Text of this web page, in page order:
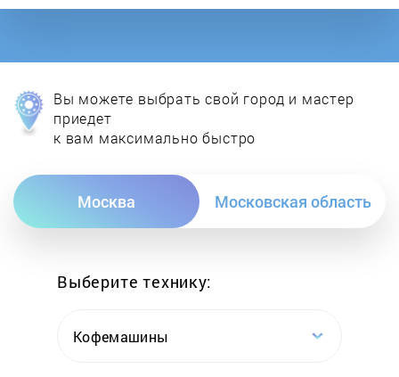
Ecoflam
Electrolux
Вы можете выбрать свой город и мастер
приедет
к вам максимально быстро
Москва Московская область
Выберите технику:
Кофемашины